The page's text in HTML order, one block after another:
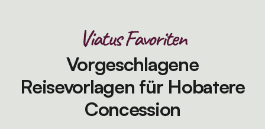
Viatus Favoriten
Vorgeschlagene
Reisevorlagen für Hobatere
Concession